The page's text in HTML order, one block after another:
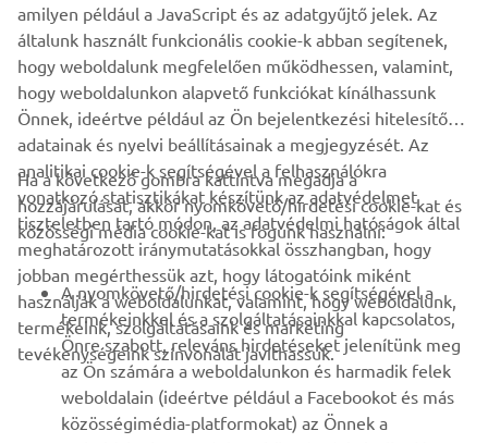
VÁLLALATI
B2B
TÖBB YAMAHA
TÁMOGATÁS
HÍRLEVÉL
Legyél az elsők között, aki a legújabb ajánlatokról, különleges
amilyen például a JavaScript és az adatgyűjtő jelek. Az
általunk használt funkcionális cookie-k abban segítenek,
hogy weboldalunk megfelelően működhessen, valamint,
hogy weboldalunkon alapvető funkciókat kínálhassunk
Önnek, ideértve például az Ön bejelentkezési hitelesítő
adatainak és nyelvi beállításainak a megjegyzését. Az
analitikai cookie-k segítségével a felhasználókra
vonatkozó statisztikákat készítünk az adatvédelmet
tiszteletben tartó módon, az adatvédelmi hatóságok által
meghatározott iránymutatásokkal összhangban, hogy
jobban megérthessük azt, hogy látogatóink miként
használják a weboldalunkat, valamint, hogy weboldalunk,
termékeink, szolgáltatásaink és marketing
tevékenységeink színvonalát javíthassuk.
Ha a következő gombra kattintva megadja a
hozzájárulását, akkor nyomkövető/hirdetési cookie-kat és
közösségi média cookie-kat is fogunk használni:
A nyomkövető/hirdetési cookie-k segítségével a
termékeinkkel és a szolgáltatásainkkal kapcsolatos,
Önre szabott, releváns hirdetéseket jelenítünk meg
az Ön számára a weboldalunkon és harmadik felek
weboldalain (ideértve például a Facebookot és más
közösségimédia-platformokat) az Önnek a